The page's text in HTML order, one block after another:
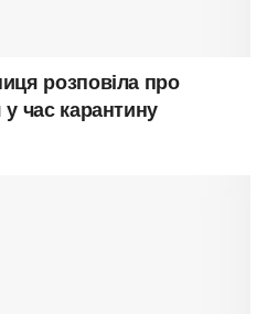
розповіла про
час карантину